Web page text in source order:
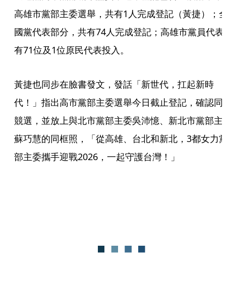
高雄市黨部主委選舉，共有1人完成登記（黃捷）；
國黨代表部分，共有74人完成登記；高雄市黨員代表
有71位及1位原民代表投入。
黃捷也同步在臉書發文，發話「新世代，扛起新時
代！」指出高市黨部主委選舉今日截止登記，確認同
競選，並放上與北市黨部主委吳沛憶、新北市黨部主
蘇巧慧的同框照，「從高雄、台北和新北，3都女力
部主委攜手迎戰2026，一起守護台灣！」